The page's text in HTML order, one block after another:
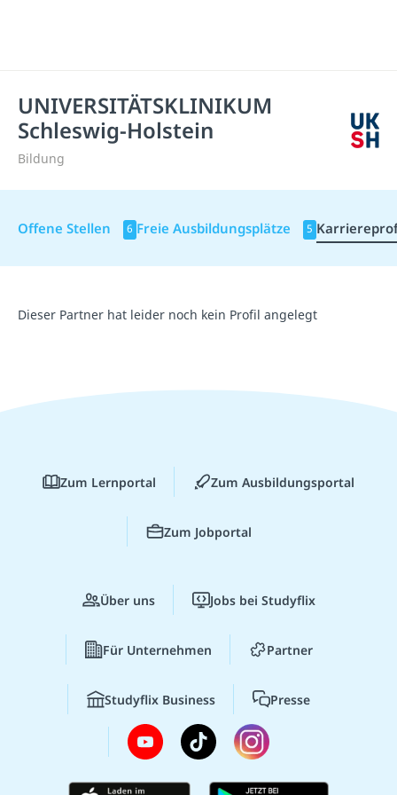
UNIVERSITÄTSKLINIKUM
Schleswig-Holstein
Bildung
Offene Stellen 6 Freie Ausbildungsplätze 5
Dieser Partner hat leider noch kein Profil angelegt
Zum Lernportal Zum Ausbildungsportal
Zum Jobportal
Über uns Jobs bei Studyflix
Für Unternehmen Partner
Studyflix Business Presse